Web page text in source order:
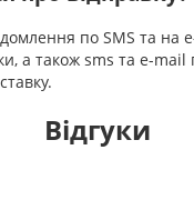
по SMS та на
а також sms та e-mail
Відгуки